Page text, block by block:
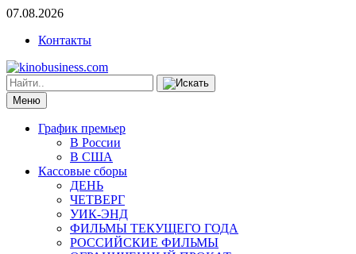
07.08.2026
Контакты
Меню
График премьер
В России
В США
Кассовые сборы
ДЕНЬ
ЧЕТВЕРГ
УИК-ЭНД
ФИЛЬМЫ ТЕКУЩЕГО ГОДА
РОССИЙСКИЕ ФИЛЬМЫ